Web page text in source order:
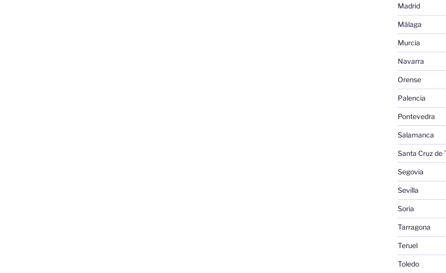
Madrid
Málaga
Murcia
Navarra
Orense
Palencia
Pontevedra
Salamanca
Santa Cruz de
Segovia
Sevilla
Soria
Tarragona
Teruel
Toledo